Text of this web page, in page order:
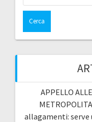
APPELLO
allagamenti: serve